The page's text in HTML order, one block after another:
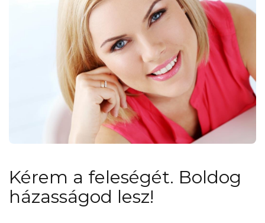
Kérem a feleségét. Boldog
házasságod lesz!